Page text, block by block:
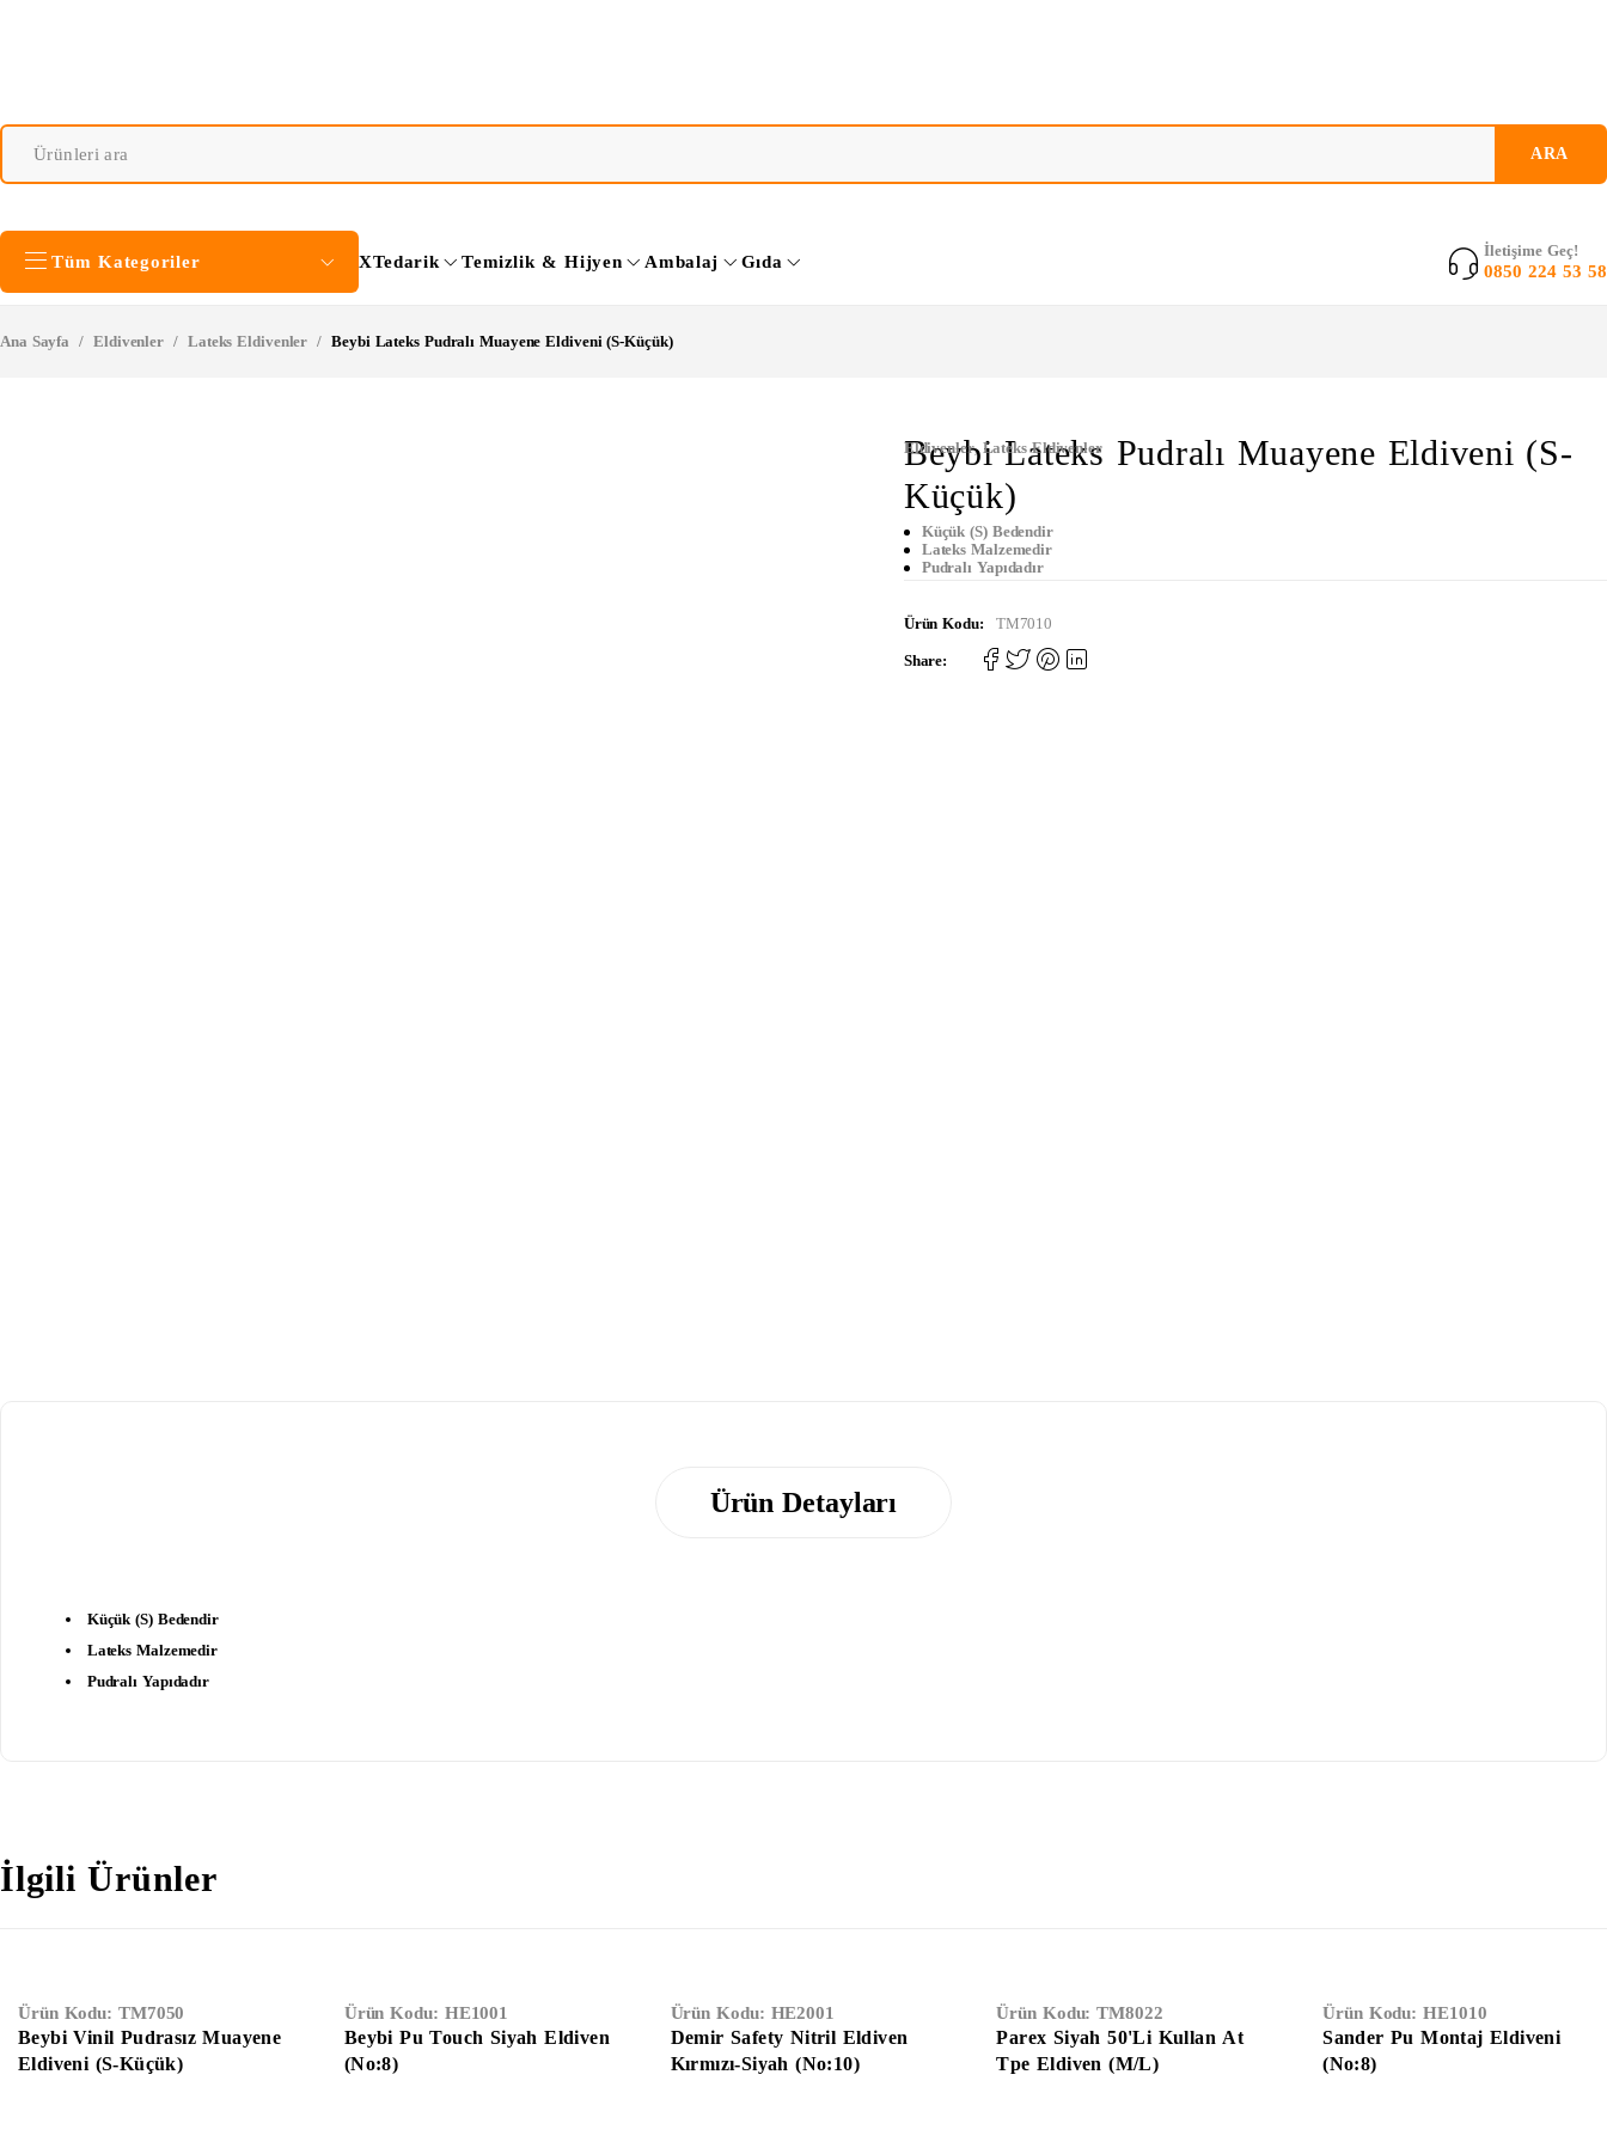
Tüm Kategoriler XTedarik Temizlik & Hijyen Ambalaj Gıda
İletişime Geç!
0850 224 53 58
Ana Sayfa / Eldivenler / Lateks Eldivenler / Beybi Lateks Pudralı Muayene Eldiveni (S-Küçük)
Eldivenler,Lateks Eldivenler
Beybi Lateks Pudralı Muayene Eldiveni (S-
Küçük)
Küçük (S) Bedendir
Lateks Malzemedir
Pudralı Yapıdadır
Ürün Kodu: TM7010
Share:
Ürün Detayları
Küçük (S) Bedendir
Lateks Malzemedir
Pudralı Yapıdadır
İlgili Ürünler
Ürün Kodu: TM7050
Beybi Vinil Pudrasız Muayene
Eldiveni (S-Küçük)
Ürün Kodu: HE1001
Beybi Pu Touch Siyah Eldiven
(No:8)
Ürün Kodu: HE2001
Demir Safety Nitril Eldiven
Kırmızı-Siyah (No:10)
Ürün Kodu:TM8022
Parex Siyah 50'li Kullan At
Tpe Eldiven (M/L)
Ürün Kodu:HE1010
Sander Pu Montaj Eldiveni
(No:8)